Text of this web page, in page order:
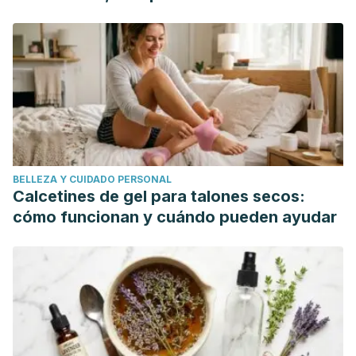
Zhang, L., Fiala, M., Cashman, J., Sayre, J., Espinosa, A.,
Mahanian, M., … Rosenthal, M. (2006). Curcuminoids
enhance amyloid-β uptake by macrophages of Alzheimer’s
disease patients. Journal of Alzheimer’s Disease.
https://doi.org/10.3233/JAD-2006-10101
Anand, P., Sundaram, C., Jhurani, S., Kunnumakkara, A. B., &
Aggarwal, B. B. (2008). Curcumin and cancer: An “old-age”
disease with an “age-old” solution. Cancer Letters.
https://doi.org/10.1016/j.canlet.2008.03.025
Curcumin and Cancer Cells: How Many Ways Can Curry Kill
Tumor Cells Selectively? The AAPS Journal.
https://doi.org/10.1208/s12248-009-9128-x
Wongcharoen, W., & Phrommintikul, A. (2009). The
protective role of curcumin in cardiovascular diseases.
BELLEZA Y CUIDADO PERSONAL
Calcetines de gel para talones secos:
cómo funcionan y cuándo pueden ayudar